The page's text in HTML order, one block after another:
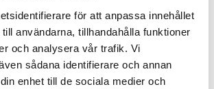
för att anpassa innehållet
användarna, tillhandahålla funktioner
och analysera vår trafik. Vi
sådana identifierare och annan
enhet till de sociala medier och